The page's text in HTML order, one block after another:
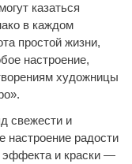
казаться
в каждом
простой жизни,
настроение,
художницы
свежести и
настроение радости
эффекта и краски —